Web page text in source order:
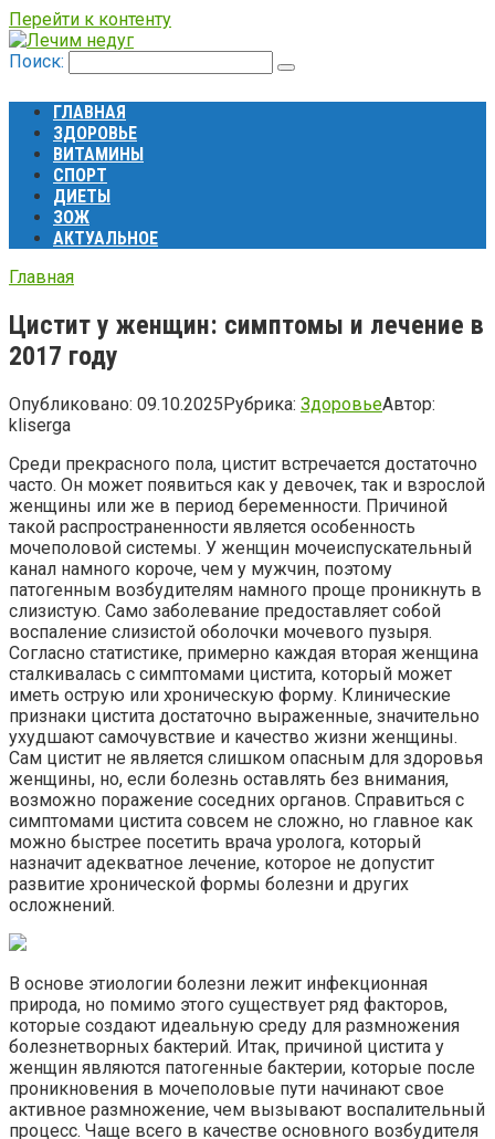
Перейти к контенту
Поиск:
ГЛАВНАЯ
ЗДОРОВЬЕ
ВИТАМИНЫ
СПОРТ
ДИЕТЫ
ЗОЖ
АКТУАЛЬНОЕ
Главная
Цистит у женщин: симптомы и лечение в
2017 году
Опубликовано: 09.10.2025Рубрика: ЗдоровьеАвтор:
kliserga
Среди прекрасного пола, цистит встречается достаточно
часто. Он может появиться как у девочек, так и взрослой
женщины или же в период беременности. Причиной
такой распространенности является особенность
мочеполовой системы. У женщин мочеиспускательный
канал намного короче, чем у мужчин, поэтому
патогенным возбудителям намного проще проникнуть в
слизистую. Само заболевание предоставляет собой
воспаление слизистой оболочки мочевого пузыря.
Согласно статистике, примерно каждая вторая женщина
сталкивалась с симптомами цистита, который может
иметь острую или хроническую форму. Клинические
признаки цистита достаточно выраженные, значительно
ухудшают самочувствие и качество жизни женщины.
Сам цистит не является слишком опасным для здоровья
женщины, но, если болезнь оставлять без внимания,
возможно поражение соседних органов. Справиться с
симптомами цистита совсем не сложно, но главное как
можно быстрее посетить врача уролога, который
назначит адекватное лечение, которое не допустит
развитие хронической формы болезни и других
осложнений.
В основе этиологии болезни лежит инфекционная
природа, но помимо этого существует ряд факторов,
которые создают идеальную среду для размножения
болезнетворных бактерий. Итак, причиной цистита у
женщин являются патогенные бактерии, которые после
проникновения в мочеполовые пути начинают свое
активное размножение, чем вызывают воспалительный
процесс. Чаще всего в качестве основного возбудителя